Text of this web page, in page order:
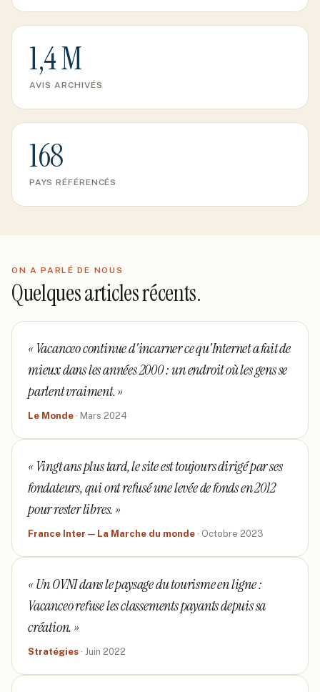
1,4 M
AVIS ARCHIVÉS
168
PAYS RÉFÉRENCÉS
ON A PARLÉ DE NOUS
Quelques articles récents.
«Vacanceo continue d'incarner ce qu'Internet a fait de
mieux dans les années 2000 : un endroit où les gens se
parlent vraiment.»
Le Monde · Mars 2024
«Vingt ans plus tard, le site est toujours dirigé par ses
fondateurs, qui ont refusé une levée de fonds en 2012
pour rester libres.»
France Inter — La Marche du monde · Octobre 2023
«Un OVNI dans le paysage du tourisme en ligne :
Vacanceo refuse les classements payants depuis sa
création.»
Stratégies · Juin 2022